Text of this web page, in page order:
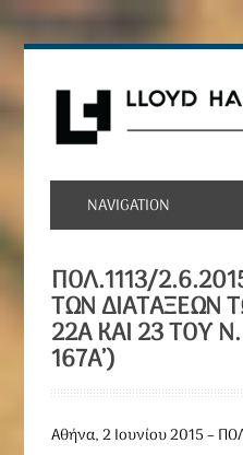
ΠΟΛ.1113/
ΤΩΝ ΔΙΑΤΆΞΕΩΝ
22Α ΚΑΙ 23 ΤΟΥ
167Α’)
Αθήνα, 2 Ιουνίου 2015 –